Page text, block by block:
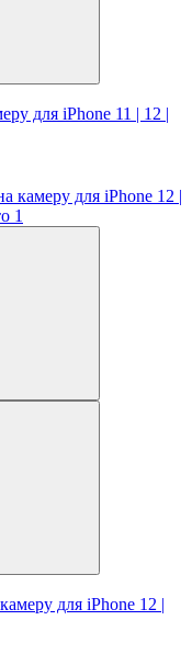
для iPhone 11 | 12 |
для iPhone 12 |